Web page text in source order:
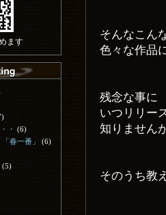
そんなこん
色々な作品
残念な事に
いつリリー
知りません
そのうち教
ます
・ (6)
春一番」
(6)
(5)